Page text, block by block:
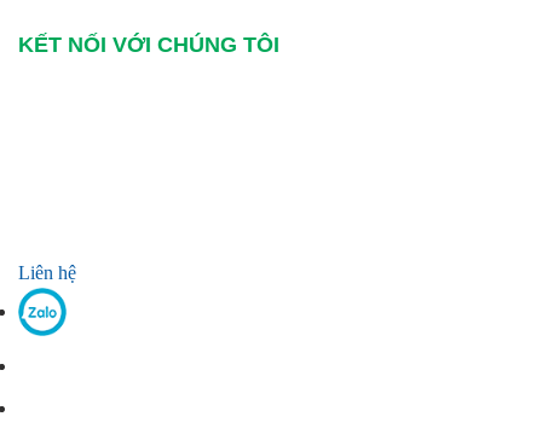
KẾT NỐI VỚI CHÚNG TÔI
Liên hệ